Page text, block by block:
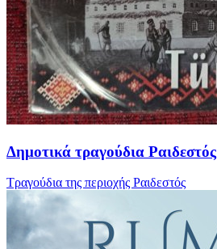
Δημοτικά τραγούδια Ραιδεστός
Τραγούδια της περιοχής Ραιδεστός